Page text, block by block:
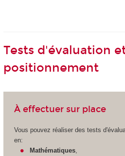
Tests d'évaluation
positionnement
À effectuer sur place
Vous pouvez réaliser des tests
en:
Mathématiques